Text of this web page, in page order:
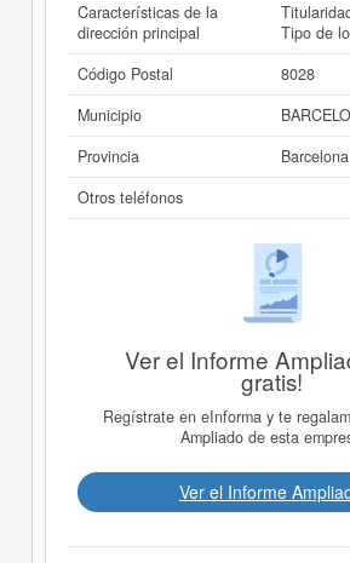
Características de la
dirección principal
Tipo de
Código Postal
8028
Municipio
Provincia
Barcelona
Otros teléfonos
Ver el Informe
gratis!
Regístrate en eInforma y te
Ampliado de esta
Ver el Informe